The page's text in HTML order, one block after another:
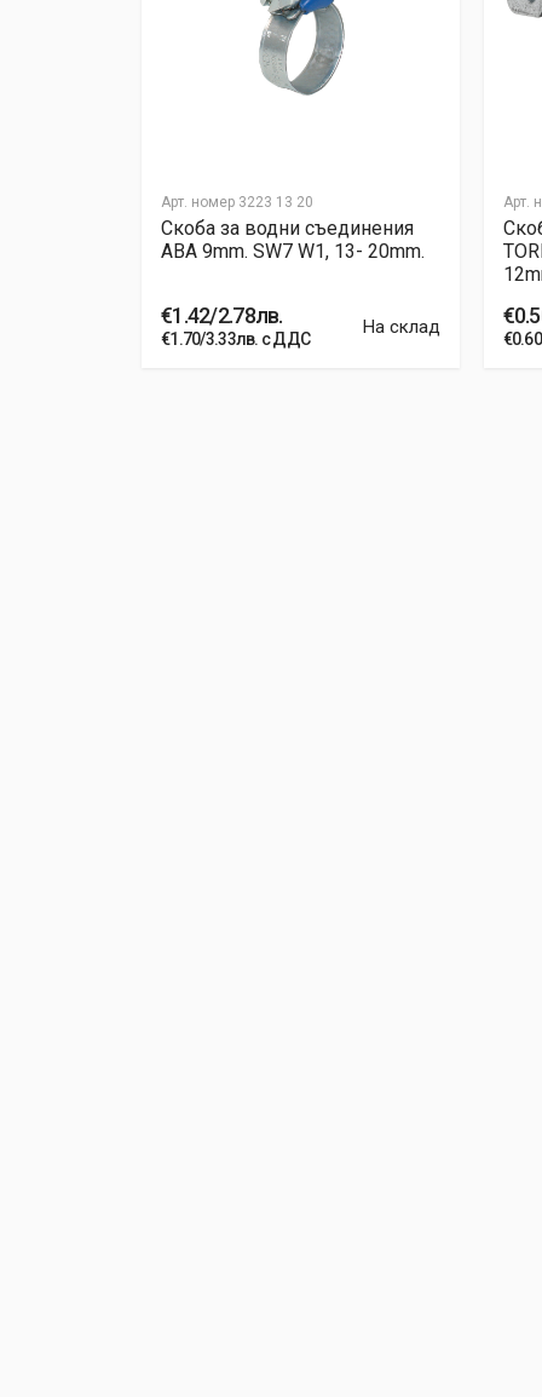
Арт. номер 3223 13 20
Скоба за водни съединения
ABA 9mm. SW7 W1, 13- 20mm.
€1.42/2.78лв.
€1.70/3.33лв. с ДДС
На склад
Арт.